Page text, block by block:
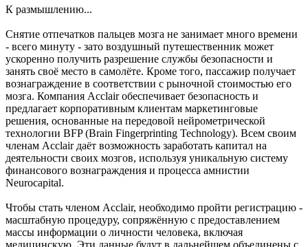
К размышлению...
Снятие отпечатков пальцев мозга не занимает много времени
- всего минуту - зато воздушный путешественник может
ускоренно получить разрешение службы безопасности и
занять своё место в самолёте. Кроме того, пассажир получает
вознаграждение в соответствии с рыночной стоимостью его
мозга. Компания Acclair обеспечивает безопасность и
предлагает корпоративным клиентам маркетинговые
решения, основанные на передовой нейрометрической
технологии BFP (Brain Fingerprinting Technology). Всем своим
членам Acclair даёт возможность заработать капитал на
деятельности своих мозгов, используя уникальную систему
финансового вознаграждения и процесса амнистии
Neurocapital.
Чтобы стать членом Acclair, необходимо пройти регистрацию -
масштабную процедуру, сопряжённую с предоставлением
массы информации о личности человека, включая
медицинскую. Эти данные будут в дальнейшем объединены с